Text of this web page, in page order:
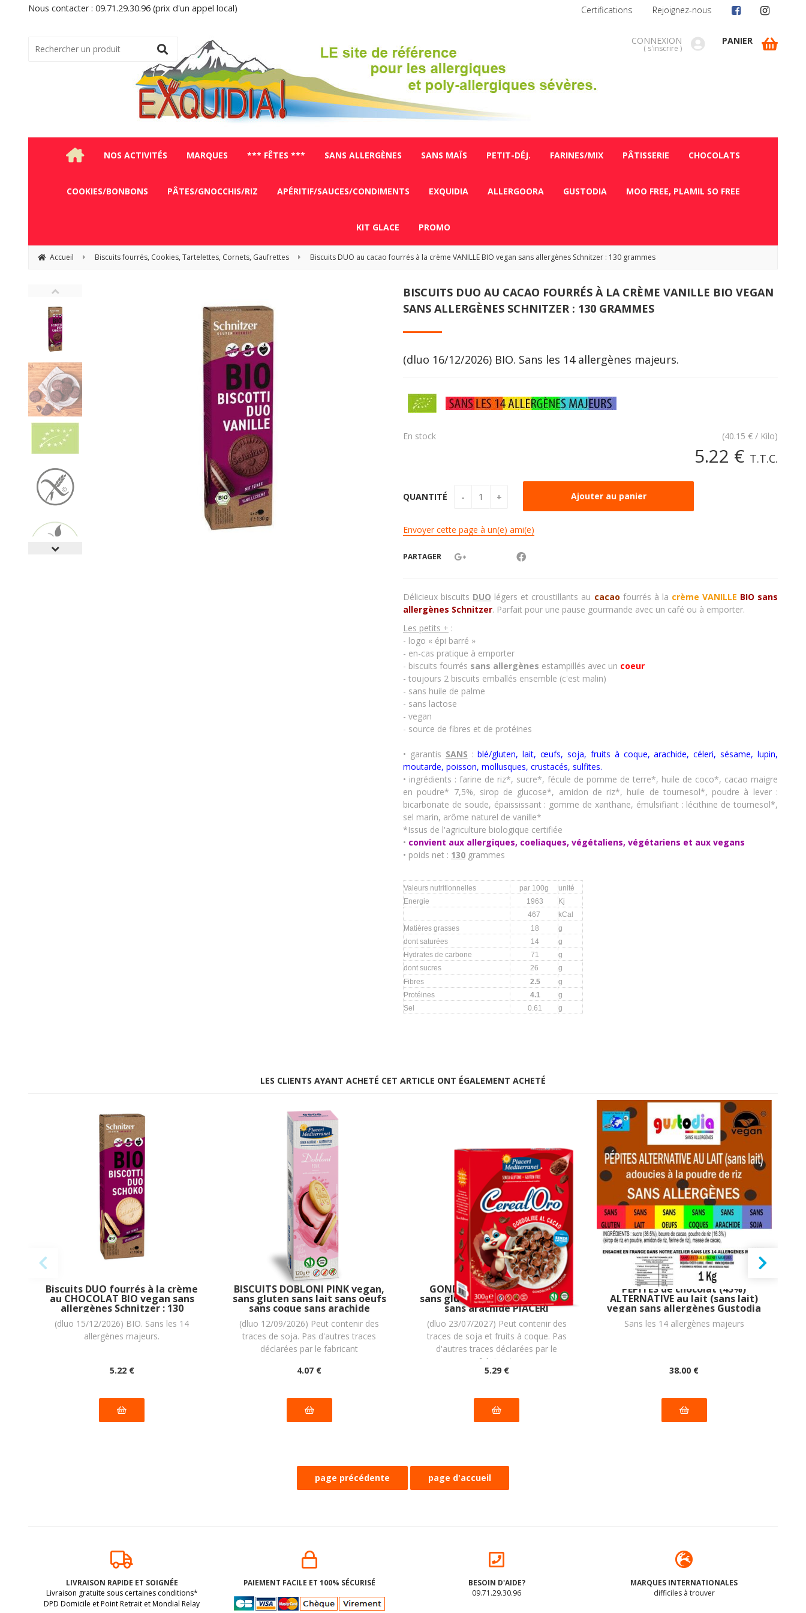
Nous contacter : 09.71.29.30.96 (prix d'un appel local)
CONNEXION
( s'inscrire )
PANIER
NOS ACTIVITÉS MARQUES *** FÊTES *** SANS ALLERGÈNES SANS MAÏS PETIT-DÉJ. FARINES/MIX PÂTISSERIE CHOCOLATS
COOKIES/BONBONS PÂTES/GNOCCHIS/RIZ APÉRITIF/SAUCES/CONDIMENTS EXQUIDIA ALLERGOORA GUSTODIA MOO FREE, PLAMIL SO FREE
KIT GLACE PROMO
Accueil Biscuits fourrés, Cookies, Tartelettes, Cornets, Gaufrettes Biscuits DUO au cacao fourrés à la crème VANILLE BIO vegan sans allergènes Schnitzer : 130 grammes
BISCUITS DUO AU CACAO FOURRÉS À LA CRÈME VANILLE BIO VEGAN
SANS ALLERGÈNES SCHNITZER : 130 GRAMMES
(dluo 16/12/2026) BIO. Sans les 14 allergènes majeurs.
(40.15 € / Kilo)
5.22 € T.T.C.
En stock
QUANTITÉ
Envoyer cette page à un(e) ami(e)
PARTAGER
Délicieux biscuits DUO légers et croustillants au cacao fourrés à la crème VANILLE BIO sans
allergènes Schnitzer. Parfait pour une pause gourmande avec un café ou à emporter.
Les petits + :
- logo « épi barré »
- en-cas pratique à emporter
- biscuits fourrés sans allergènes estampillés avec un coeur
- toujours 2 biscuits emballés ensemble (c'est malin)
- sans huile de palme
- sans lactose
- vegan
- source de fibres et de protéines
• garantis SANS :blé/gluten, lait, œufs, soja, fruits à coque, arachide, céleri, sésame, lupin,
moutarde, poisson, mollusques, crustacés, sulfites.
• ingrédients : farine de riz*, sucre*, fécule de pomme de terre*, huile de coco*, cacao maigre
en poudre* 7,5%, sirop de glucose*, amidon de riz*, huile de tournesol*, poudre à lever :
bicarbonate de soude, épaississant : gomme de xanthane, émulsifiant : lécithine de tournesol*,
sel marin, arôme naturel de vanille*
*Issus de l'agriculture biologique certifiée
• convient aux allergiques, coeliaques, végétaliens, végétariens et aux vegans
• poids net : 130 grammes
Valeurs nutritionnelles par 100g
unité
Energie
1963
Kj
467
kCal
Matières grasses
18
g
dont saturées
14
g
Hydrates de carbone
71
g
dont sucres
26
g
Fibres
2.5
g
Protéines
4.1
g
Sel
0.61 g
LES CLIENTS AYANT ACHETÉ CET ARTICLE ONT ÉGALEMENT ACHETÉ
Biscuits DUO fourrés à la crème
au CHOCOLAT BIO vegan sans
allergènes Schnitzer : 130
grammes
(dluo 15/12/2026) BIO. Sans les 14
allergènes majeurs.
5.22 €
BISCUITS DOBLONI PINK vegan,
sans gluten sans lait sans oeufs
sans coque sans arachide
PIACERI MEDITERRANEI : 120g
(dluo 12/09/2026) Peut contenir des
traces de soja. Pas d'autres traces
déclarées par le fabricant
4.07 €
GONDOLINE au cacao vegan
sans gluten sans lait sans oeufs
sans arachide PIACERI
MEDITERRANEI : 300 grammes
(dluo 23/07/2027) Peut contenir des
traces de soja et fruits à coque. Pas
d'autres traces déclarées par le
fabricant.
5.29 €
PÉPITES de chocolat (45%)
ALTERNATIVE au lait (sans lait)
vegan sans allergènes Gustodia
: 1 kg
Sans les 14 allergènes majeurs
38.00 €
Certifications Rejoignez-nous
LIVRAISON RAPIDE ET SOIGNÉE
Livraison gratuite sous certaines conditions*
DPD Domicile et Point Retrait et Mondial Relay
PAIEMENT FACILE ET 100% SÉCURISÉ BESOIN D'AIDE?
09.71.29.30.96
MARQUES INTERNATIONALES
difficiles à trouver